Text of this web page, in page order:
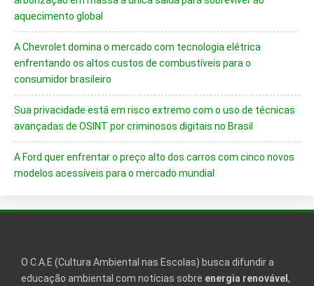
aquecimento global
A Chevrolet domina o mercado com tecnologia elétrica
enfrentando os altos custos de combustíveis para o
consumidor brasileiro
Sua privacidade está em risco extremo com o uso de técnicas
avançadas de OSINT por criminosos digitais no Brasil
A Ford quer enfrentar o preço alto dos carros com cinco novos
modelos acessíveis para o mercado mundial
O C.A.E (Cultura Ambiental nas Escolas) busca difundir a
educação ambiental com notícias sobre energia renovável ,